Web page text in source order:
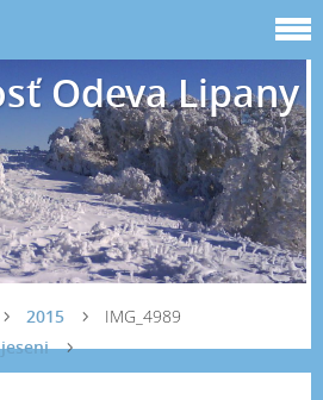
Odeva Lipany
2015
IMG_4989